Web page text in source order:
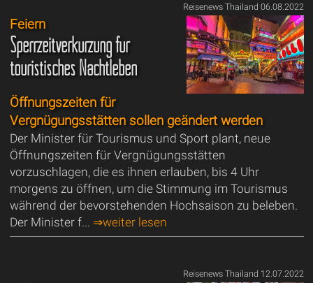
Reisenews Thailand 06.08.2022
Feiern
Sperrzeitverkürzung für
touristisches Nachtleben
Öffnungszeiten für
Vergnügungsstätten sollen geändert werden
Der Minister für Tourismus und Sport plant, neue
Öffnungszeiten für Vergnügungsstätten
vorzuschlagen, die es ihnen erlauben, bis 4 Uhr
morgens zu öffnen, um die Stimmung im Tourismus
während der bevorstehenden Hochsaison zu beleben.
Der Minister f... ⇒weiter lesen
Reisenews Thailand 12.07.2022